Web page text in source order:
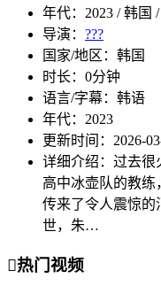
年代： 2023 / 韩国 /
导演： ???
国家/地区： 韩国
时长： 0分钟
语言/字幕： 韩语
年代： 2023
更新时间： 2026-
详细介绍： 过去很
高中冰壶队的教练
传来了令人震惊的
世，朱…
热门视频